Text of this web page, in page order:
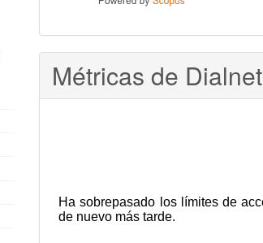
Métricas de Dialnet